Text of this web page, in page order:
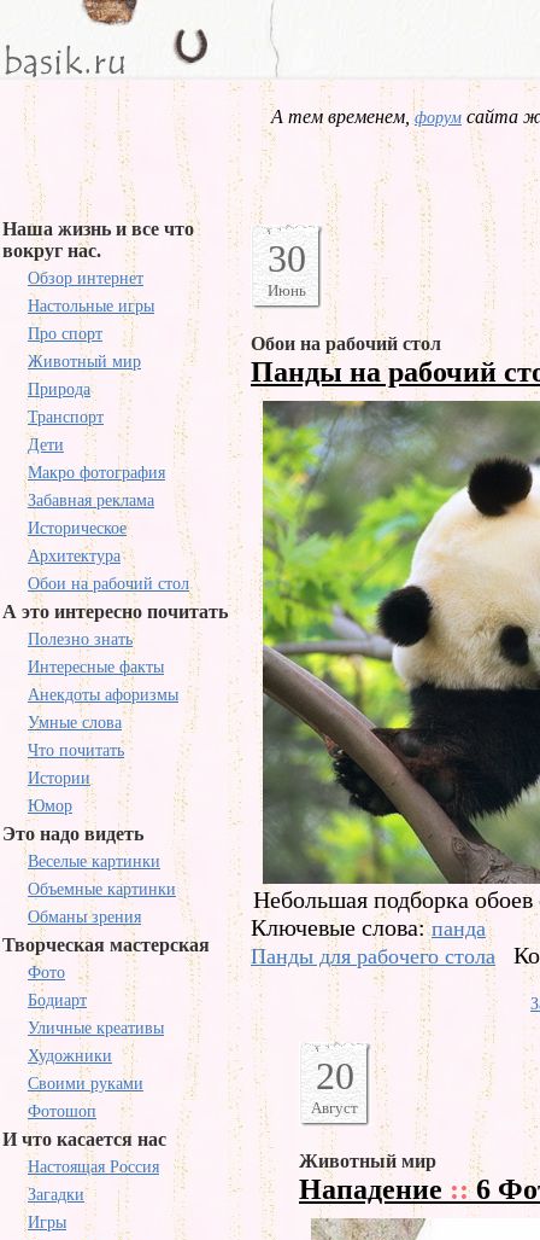
А тем временем,форум сайта
Наша жизнь и все что
вокруг нас.
Обзор интернет
Настольные игры
Про спорт
Животный мир
Природа
Транспорт
Дети
Макро фотография
Забавная реклама
Историческое
Архитектура
Обои на рабочий стол
А это интересно почитать
Полезно знать
Интересные факты
Анекдоты афоризмы
Умные слова
Что почитать
Истории
Юмор
Это надо видеть
Веселые картинки
Объемные картинки
Обманы зрения
Творческая мастерская
Фото
Бодиарт
Уличные креативы
Художники
Своими руками
Фотошоп
И что касается нас
Настоящая Россия
Загадки
Игры
30
Июнь
Обои на рабочий стол
Панды на рабочий
Небольшая подборка
Ключевые слова:панда
Панды для рабочего стола
20
Август
Животный мир
Нападение ::6